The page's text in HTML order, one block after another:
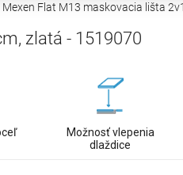
Mexen Flat M13 maskovacia lišta
zlatá - 1519070
Možnosť vlepenia
dlaždice